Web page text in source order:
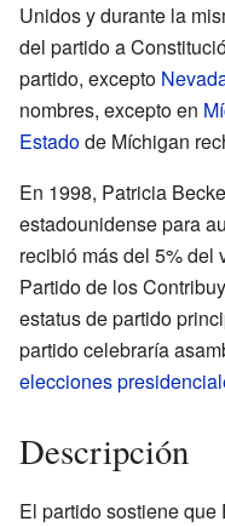
Unidos y durante la
del partido a
partido, excepto
nombres, excepto en
Estadode Míchigan
En 1998, Patricia
estadounidense para
recibió más del 5% del
Partido de los
estatus de partido
partido celebraría
elecciones
Descripción
El partido sostiene